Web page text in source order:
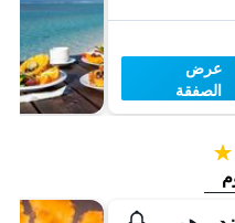
عرض
الصفقة